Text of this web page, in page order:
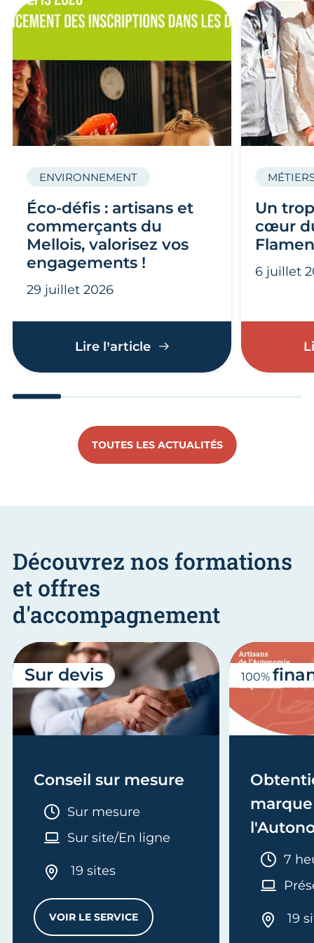
Éco-défis : artisans et
commerçants du
Mellois, valorisez vos
engagements !
ENVIRONNEMENT
29 juillet 2026
Lire l’articleÉco-défis : artisans et
Un
cœur
6 juillet
TOUTES LES ACTUALITÉS
Découvrez nos formations
et offres
d'accompagnement
Conseil sur mesure
Durée :
Sur mesure
Sur site/En ligne
19 sites
VOIR LE SERVICECONSEIL SUR MESURE
Sur devis
7
19
100%